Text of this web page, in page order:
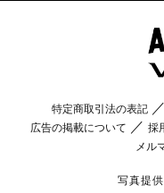
特定商取引法の表記
広告の掲載について
採
メル
写真提